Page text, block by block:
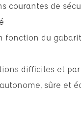
courantes de
fonction du
difficiles et
sûre et